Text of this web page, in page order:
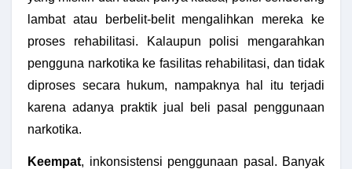
lambat atau berbelit-belit mengalihkan mereka ke
proses rehabilitasi. Kalaupun polisi mengarahkan
pengguna narkotika ke fasilitas rehabilitasi, dan tidak
diproses secara hukum, nampaknya hal itu terjadi
karena adanya praktik jual beli pasal penggunaan
narkotika.
Keempat, inkonsistensi penggunaan pasal. Banyak